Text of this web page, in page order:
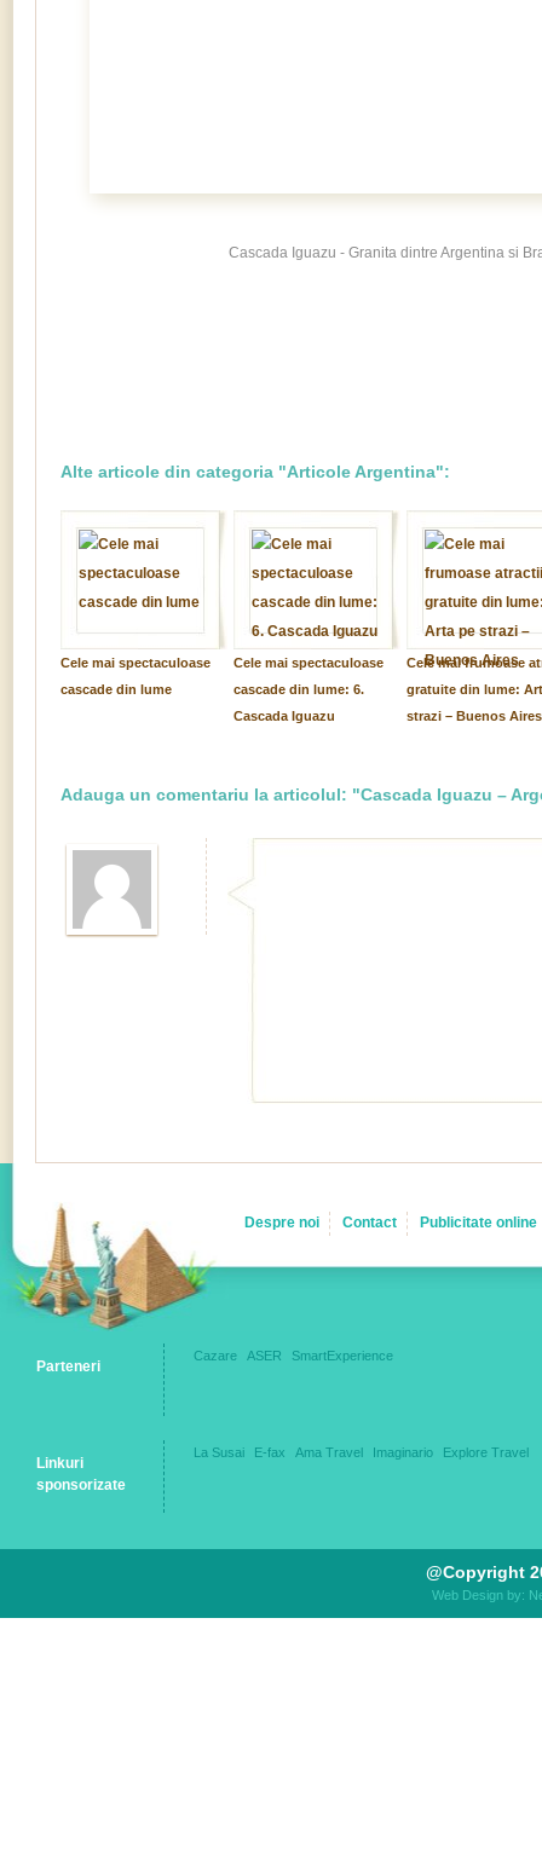
Cascada Iguazu - Granita dintre Argentina si
Alte articole din categoria "Articole Argentina":
Cele mai spectaculoase
cascade din lume
Cele mai spectaculoase
cascade din lume: 6.
Cascada Iguazu
Cele mai frumoase
gratuite din lume:
strazi – Buenos Aires
Adauga un comentariu la articolul: "Cascada Iguazu –
Despre noi Contact Publicitate online
Parteneri
Cazare ASER SmartExperience
Linkuri
sponsorizate
La Susai E-fax Ama Travel Imaginario Explore Travel
@Copyright
Web Design by: